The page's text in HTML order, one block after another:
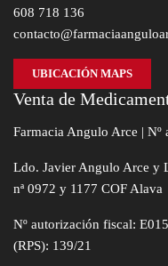
608 718 136
UBICACIÓN MAPS
Venta de
Farmacia Angulo Arce | Nº
Ldo. Javier Angulo Arce y
nª 0972 y 1177 COF Alava
Nº autorización fiscal:
(RPS): 139/21